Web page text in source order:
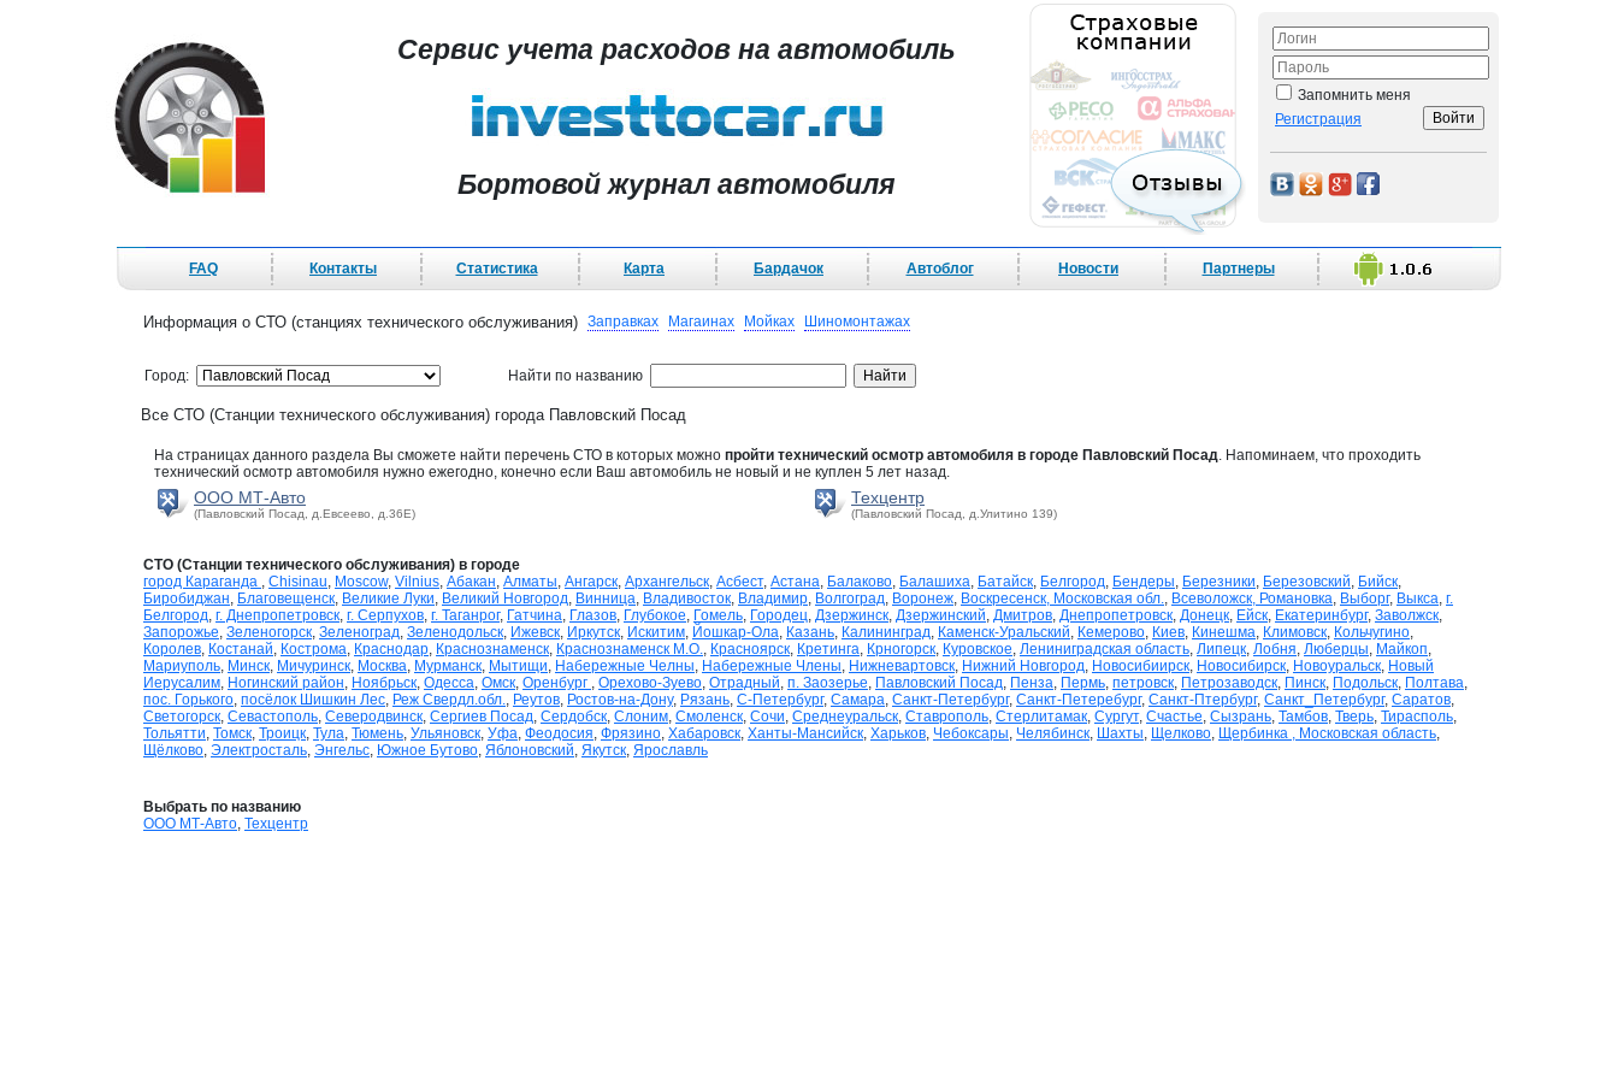
Сервис учета расходов на автомобиль
Бортовой журнал автомобиля
Запомнить меня
Регистрация
FAQ Контакты Статистика Карта Бардачок Автоблог Новости Партнеры
Информация о СТО (станциях технического обслуживания) Заправках Магаинах Мойках Шиномонтажах
Город: Найти по названию
Все СТО (Станции технического обслуживания) города Павловский Посад
На страницах данного раздела Вы сможете найти перечень СТО в которых можно пройти технический осмотр автомобиля в городе Павловский Посад. Напоминаем, что проходить
технический осмотр автомобиля нужно ежегодно, конечно если Ваш автомобиль не новый и не куплен 5 лет назад.
ООО МТ-Авто
(Павловский Посад, д.Евсеево, д.36Е)
Техцентр
(Павловский Посад, д.Улитино 139)
СТО (Станции технического обслуживания) в городе
город Караганда , Chisinau, Moscow, Vilnius, Абакан, Алматы, Ангарск, Архангельск, Асбест, Астана, Балаково, Балашиха, Батайск, Белгород, Бендеры, Березники, Березовский, Бийск,
Биробиджан, Благовещенск, Великие Луки, Великий Новгород, Винница, Владивосток, Владимир, Волгоград, Воронеж, Воскресенск, Московская обл., Всеволожск, Романовка, Выборг, Выкса, г.
Белгород, г. Днепропетровск, г. Серпухов, г. Таганрог, Гатчина, Глазов, Глубокое, Гомель, Городец, Дзержинск, Дзержинский, Дмитров, Днепропетровск, Донецк, Ейск, Екатеринбург, Заволжск,
Запорожье, Зеленогорск, Зеленоград, Зеленодольск, Ижевск, Иркутск, Искитим, Йошкар-Ола, Казань, Калининград, Каменск-Уральский, Кемерово, Киев, Кинешма, Климовск, Кольчугино,
Королев, Костанай, Кострома, Краснодар, Краснознаменск, Краснознаменск М.О., Красноярск, Кретинга, Крногорск, Куровское, Лениниградская область, Липецк, Лобня, Люберцы, Майкоп,
Мариуполь, Минск, Мичуринск, Москва, Мурманск, Мытищи, Набережные Челны, Набережные Члены, Нижневартовск, Нижний Новгород, Новосибиирск, Новосибирск, Новоуральск, Новый
Иерусалим, Ногинский район, Ноябрьск, Одесса, Омск, Оренбург , Орехово-Зуево, Отрадный, п. Заозерье, Павловский Посад, Пенза, Пермь, петровск, Петрозаводск, Пинск, Подольск, Полтава,
пос. Горького, посёлок Шишкин Лес, Реж Свердл.обл., Реутов, Ростов-на-Дону, Рязань, С-Петербург, Самара, Санкт-Петербург, Санкт-Петеребург, Санкт-Птербург, Санкт_Петербург, Саратов,
Светогорск, Севастополь, Северодвинск, Сергиев Посад, Сердобск, Слоним, Смоленск, Сочи, Среднеуральск, Ставрополь, Стерлитамак, Сургут, Счастье, Сызрань, Тамбов, Тверь, Тирасполь,
Тольятти, Томск, Троицк, Тула, Тюмень, Ульяновск, Уфа, Феодосия, Фрязино, Хабаровск, Ханты-Мансийск, Харьков, Чебоксары, Челябинск, Шахты, Щелково, Щербинка , Московская область,
Щёлково, Электросталь, Энгельс, Южное Бутово, Яблоновский, Якутск, Ярославль
Выбрать по названию
ООО МТ-Авто, Техцентр